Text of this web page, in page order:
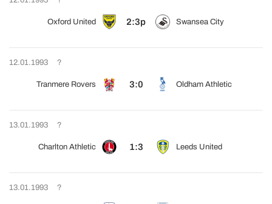
Oxford United 2:3p Swansea City
12.01.1993 ?
Tranmere Rovers 3:0 Oldham Athletic
13.01.1993 ?
Charlton Athletic 1:3 Leeds United
13.01.1993 ?